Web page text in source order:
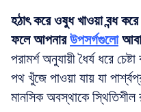
হঠাৎ করে ওষুধ খাওয়া বন্ধ
ফলে আপনার উপসর্গগুলো
পরামর্শ অনুযায়ী ধৈর্য ধরে
পথ খুঁজে পাওয়া যায় যা
মানসিক অবস্থাকে স্থিতিশীল